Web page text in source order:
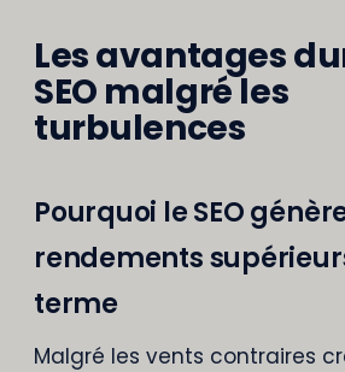
Les avantages
SEO malgré les
turbulences
Pourquoi le SEO
rendements
terme
Malgré les vents contraires